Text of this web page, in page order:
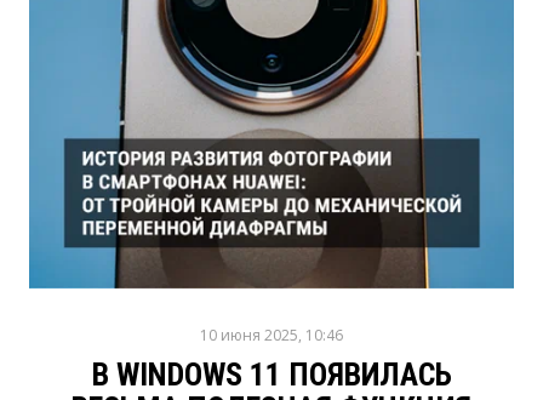
10 июня 2025, 10:46
В WINDOWS 11 ПОЯВИЛАСЬ